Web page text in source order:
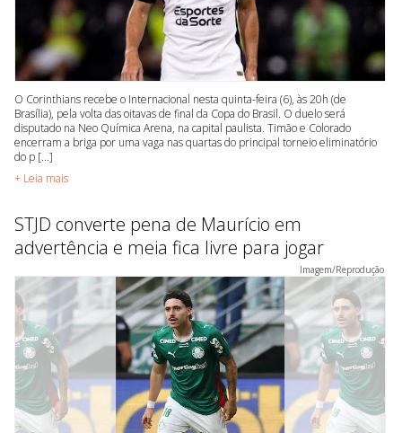
O Corinthians recebe o Internacional nesta quinta-feira (6), às 20h (de
Brasília), pela volta das oitavas de final da Copa do Brasil. O duelo será
disputado na Neo Química Arena, na capital paulista. Timão e Colorado
encerram a briga por uma vaga nas quartas do principal torneio eliminatório
do p [...]
+ Leia mais
STJD converte pena de Maurício em
advertência e meia fica livre para jogar
Imagem/Reprodução